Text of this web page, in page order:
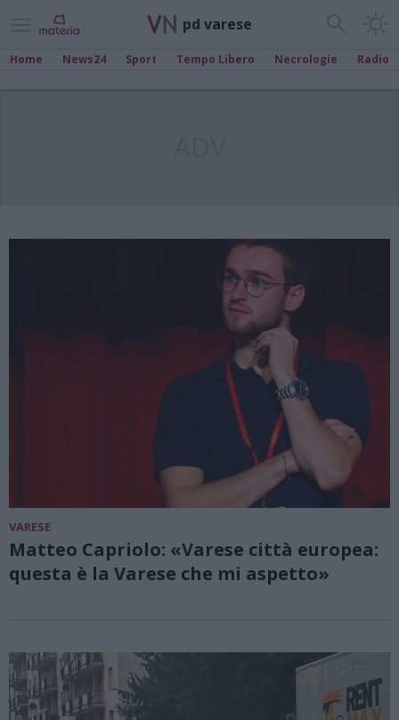
pd varese
Home News24 Sport Tempo Libero Necrologie Radio
VARESE
Matteo Capriolo: «Varese città europea:
questa è la Varese che mi aspetto»